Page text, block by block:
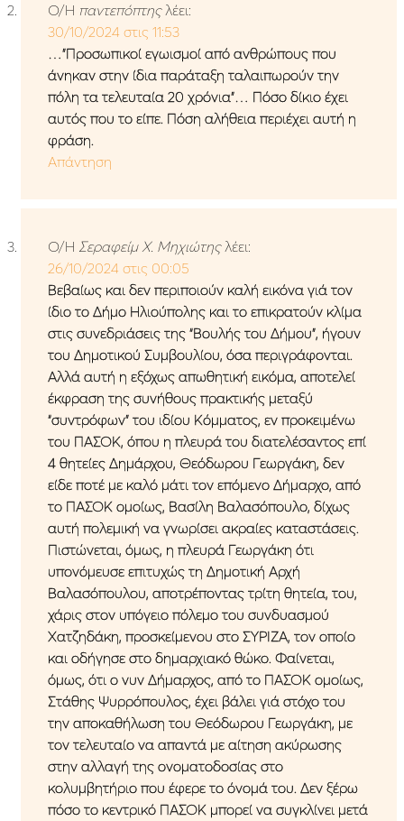
Ο/Η παντεπόπτης λέει:
30/10/2024 στις 11:53
…”Προσωπικοί εγωισμοί από ανθρώπους που
άνηκαν στην ίδια παράταξη ταλαιπωρούν την
πόλη τα τελευταία 20 χρόνια”… Πόσο δίκιο έχει
αυτός που το είπε. Πόση αλήθεια περιέχει αυτή η
φράση.
Απάντηση
Ο/Η Σεραφείμ Χ. Μηχιώτης λέει:
26/10/2024 στις 00:05
Βεβαίως και δεν περιποιούν καλή εικόνα γιά τον
ίδιο το Δήμο Ηλιούπολης και το επικρατούν κλίμα
στις συνεδριάσεις της “Βουλής του Δήμου”, ήγουν
του Δημοτικού Συμβουλίου, όσα περιγράφονται.
Αλλά αυτή η εξόχως απωθητική εικόμα, αποτελεί
έκφραση της συνήθους πρακτικής μεταξύ
“συντρόφων” του ιδίου Κόμματος, εν προκειμένω
του ΠΑΣΟΚ, όπου η πλευρά του διατελέσαντος επί
4 θητείες Δημάρχου, Θεόδωρου Γεωργάκη, δεν
είδε ποτέ με καλό μάτι τον επόμενο Δήμαρχο, από
το ΠΑΣΟΚ ομοίως, Βασίλη Βαλασόπουλο, δίχως
αυτή πολεμική να γνωρίσει ακραίες καταστάσεις.
Πιστώνεται, όμως, η πλευρά Γεωργάκη ότι
υπονόμευσε επιτυχώς τη Δημοτική Αρχή
Βαλασόπουλου, αποτρέποντας τρίτη θητεία, του,
χάρις στον υπόγειο πόλεμο του συνδυασμού
Χατζηδάκη, προσκείμενου στο ΣΥΡΙΖΑ, τον οποίο
και οδήγησε στο δημαρχιακό θώκο. Φαίνεται,
όμως, ότι ο νυν Δήμαρχος, από το ΠΑΣΟΚ ομοίως,
Στάθης Ψυρρόπουλος, έχει βάλει γιά στόχο του
την αποκαθήλωση του Θεόδωρου Γεωργάκη, με
τον τελευταίο να απαντά με αίτηση ακύρωσης
στην αλλαγή της ονοματοδοσίας στο
κολυμβητήριο που έφερε το όνομά του. Δεν ξέρω
πόσο το κεντρικό ΠΑΣΟΚ μπορεί να συγκλίνει μετά